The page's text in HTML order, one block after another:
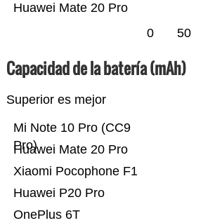
Huawei Mate 20 Pro
0 50
Capacidad de la batería (mAh)
Superior es mejor
OnePlus 6T
Huawei P20 Pro
Xiaomi Pocophone F1
Huawei Mate 20 Pro
Mi Note 10 Pro (CC9
Pro)